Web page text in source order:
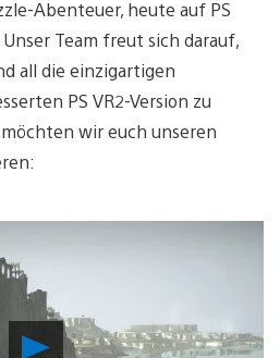
Abenteuer, heute auf PS
Team freut sich darauf,
all die einzigartigen
PS VR2-Version zu
wir euch unseren
Video